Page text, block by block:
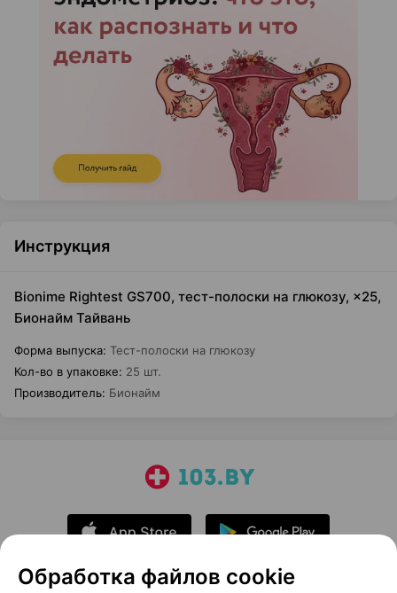
Инструкция
Bionime Rightest GS700, тест-полоски на глюкозу, ×25,
Бионайм Тайвань
Форма выпуска: Тест-полоски на глюкозу
Кол-во в упаковке: 25 шт.
Производитель: Бионайм
Обработка файлов cookie